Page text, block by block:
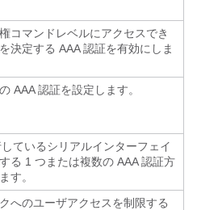
コマンドレベルにアクセスでき
決定する AAA 認証を有効にしま
AAA 認証を設定します。
ているシリアルインターフェイ
る 1 つまたは複数の AAA 認証方
す。
へのユーザアクセスを制限する